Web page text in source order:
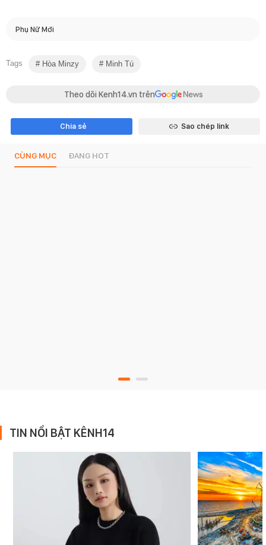
Phụ Nữ Mới
Tags Hòa Minzy Minh Tú
Theo dõi Kenh14.vn trên
Chia sẻ Sao chép link
CÙNG MỤC ĐANG HOT
TIN NỔI BẬT KÊNH14